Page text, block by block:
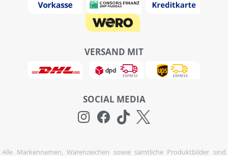
VERSAND MIT
SOCIAL MEDIA
Alle Markennamen, Warenzeichen sowie sämtliche Produktbilder sind